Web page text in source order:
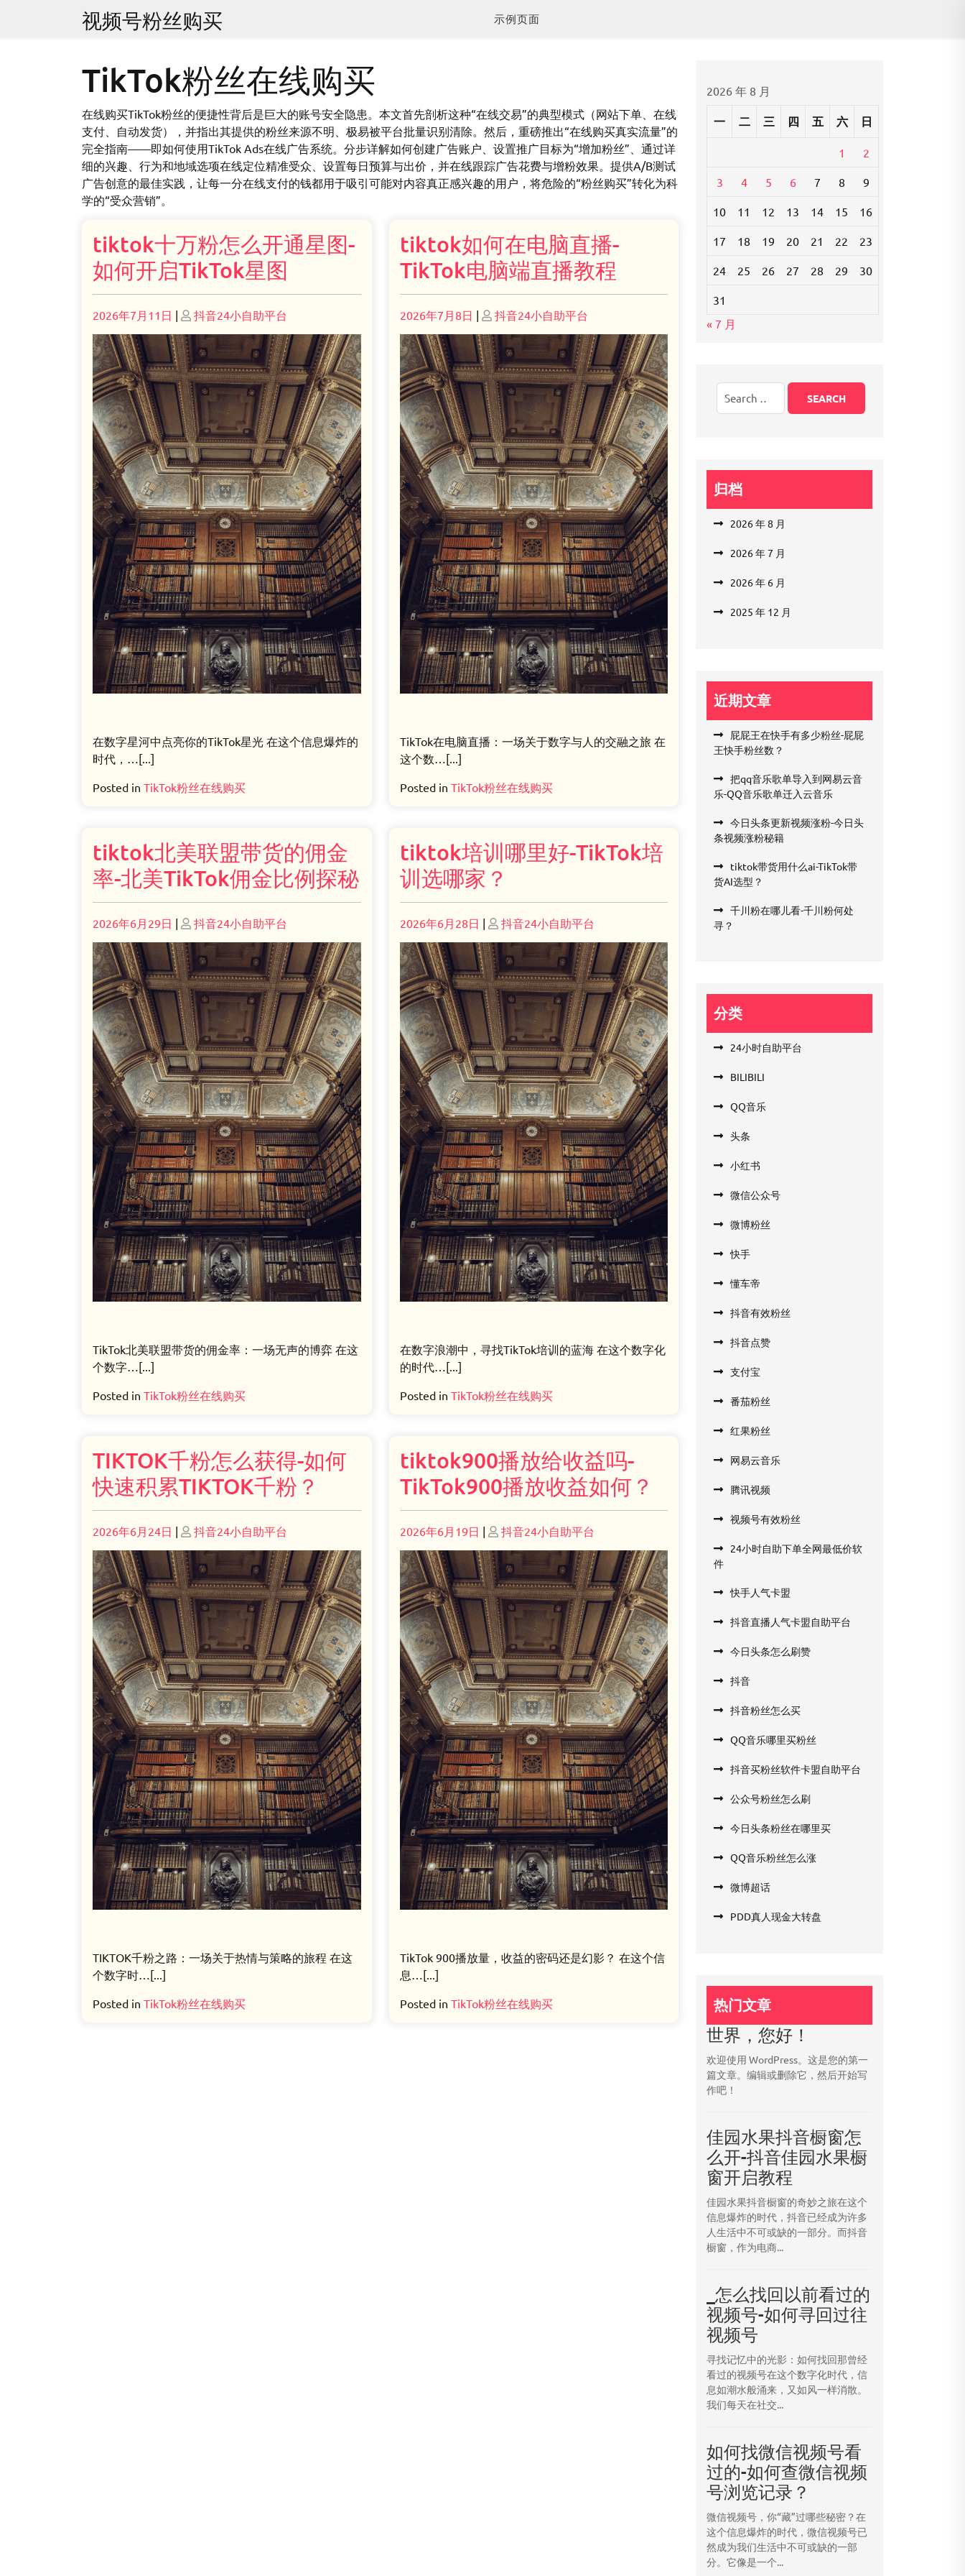
视频号粉丝购买 示例页面
TikTok粉丝在线购买
在线购买TikTok粉丝的便捷性背后是巨大的账号安全隐患。本文首先剖析这种“在线交易”的典型模式（网站下单、在线
支付、自动发货），并指出其提供的粉丝来源不明、极易被平台批量识别清除。然后，重磅推出“在线购买真实流量”的
完全指南——即如何使用TikTok Ads在线广告系统。分步详解如何创建广告账户、设置推广目标为“增加粉丝”、通过详
细的兴趣、行为和地域选项在线定位精准受众、设置每日预算与出价，并在线跟踪广告花费与增粉效果。提供A/B测试
广告创意的最佳实践，让每一分在线支付的钱都用于吸引可能对内容真正感兴趣的用户，将危险的“粉丝购买”转化为科
学的“受众营销”。
tiktok十万粉怎么开通星图-
如何开启TikTok星图
Posted
on
2026年7月11日 | Posted
on
抖音24小自助平台
在数字星河中点亮你的TikTok星光 在这个信息爆炸的
时代，…[...]
Posted in TikTok粉丝在线购买
tiktok如何在电脑直播-
TikTok电脑端直播教程
Posted
on
2026年7月8日 | Posted
on
抖音24小自助平台
TikTok在电脑直播：一场关于数字与人的交融之旅 在
这个数…[...]
Posted in TikTok粉丝在线购买
tiktok北美联盟带货的佣金
率-北美TikTok佣金比例探秘
Posted
on
2026年6月29日 | Posted
on
抖音24小自助平台
TikTok北美联盟带货的佣金率：一场无声的博弈 在这
个数字…[...]
Posted in TikTok粉丝在线购买
tiktok培训哪里好-TikTok培
训选哪家？
Posted
on
2026年6月28日 | Posted
on
抖音24小自助平台
在数字浪潮中，寻找TikTok培训的蓝海 在这个数字化
的时代…[...]
Posted in TikTok粉丝在线购买
TIKTOK千粉怎么获得-如何
快速积累TIKTOK千粉？
Posted
on
2026年6月24日 | Posted
on
抖音24小自助平台
TIKTOK千粉之路：一场关于热情与策略的旅程 在这
个数字时…[...]
Posted in TikTok粉丝在线购买
tiktok900播放给收益吗-
TikTok900播放收益如何？
Posted
on
2026年6月19日 | Posted
on
抖音24小自助平台
TikTok 900播放量，收益的密码还是幻影？ 在这个信
息…[...]
Posted in TikTok粉丝在线购买
2026 年 8 月
一 二 三 四 五 六 日
1 2
3 4 5 6 7 8 9
10 11 12 13 14 15 16
17 18 19 20 21 22 23
24 25 26 27 28 29 30
31
« 7 月
归档
2026 年 8 月
2026 年 7 月
2026 年 6 月
2025 年 12 月
近期文章
屁屁王在快手有多少粉丝-屁屁
王快手粉丝数？
把qq音乐歌单导入到网易云音
乐-QQ音乐歌单迁入云音乐
今日头条更新视频涨粉-今日头
条视频涨粉秘籍
tiktok带货用什么ai-TikTok带
货AI选型？
千川粉在哪儿看-千川粉何处
寻？
分类
24小时自助平台
BILIBILI
QQ音乐
头条
小红书
微信公众号
微博粉丝
快手
懂车帝
抖音有效粉丝
抖音点赞
支付宝
番茄粉丝
红果粉丝
网易云音乐
腾讯视频
视频号有效粉丝
24小时自助下单全网最低价软
件
快手人气卡盟
抖音直播人气卡盟自助平台
今日头条怎么刷赞
抖音
抖音粉丝怎么买
QQ音乐哪里买粉丝
抖音买粉丝软件卡盟自助平台
公众号粉丝怎么刷
今日头条粉丝在哪里买
QQ音乐粉丝怎么涨
微博超话
PDD真人现金大转盘
热门文章
世界，您好！
欢迎使用 WordPress。这是您的第一
篇文章。编辑或删除它，然后开始写
作吧！
佳园水果抖音橱窗怎
么开-抖音佳园水果橱
窗开启教程
佳园水果抖音橱窗的奇妙之旅在这个
信息爆炸的时代，抖音已经成为许多
人生活中不可或缺的一部分。而抖音
橱窗，作为电商...
_怎么找回以前看过的
视频号-如何寻回过往
视频号
寻找记忆中的光影：如何找回那曾经
看过的视频号在这个数字化时代，信
息如潮水般涌来，又如风一样消散。
我们每天在社交...
如何找微信视频号看
过的-如何查微信视频
号浏览记录？
微信视频号，你“藏”过哪些秘密？在
这个信息爆炸的时代，微信视频号已
然成为我们生活中不可或缺的一部
分。它像是一个...